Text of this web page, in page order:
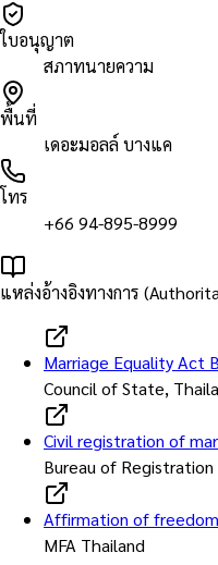
ใบอนุญาต
สภาทนายความ
พื้นที่
เดอะมอลล์ บางแค
โทร
+66 94-895-8999
แหล่งอ้างอิงทางการ
Marriage Equality Act
Council of State,
Civil registration of
Bureau of
Affirmation of
MFA Thailand